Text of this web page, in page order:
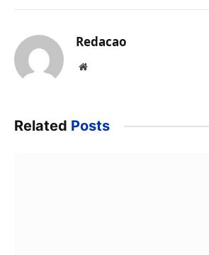
Redacao
Website
Related Posts